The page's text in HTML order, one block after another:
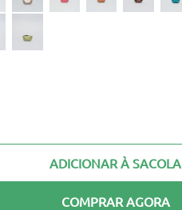
ADICIONAR À SACOLA
COMPRAR AGORA